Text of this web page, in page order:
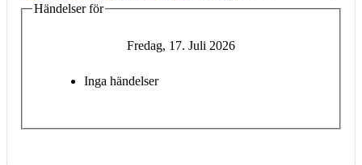
Händelser för
Fredag, 17. Juli 2026
Inga händelser